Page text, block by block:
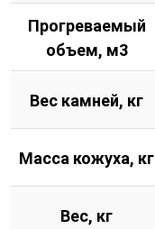
Прогреваемый
объем, м3
Вес камней, кг
Масса кожуха, кг
Вес, кг